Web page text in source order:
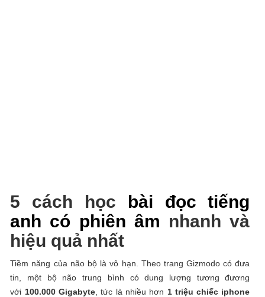
5 cách học bài đọc tiếng
anh có phiên âm nhanh và
hiệu quả nhất
Tiềm năng của não bộ là vô hạn. Theo trang Gizmodo có đưa
tin, một bộ não trung bình có dung lượng tương đương
với 100.000 Gigabyte, tức là nhiều hơn 1 triệu chiếc iphone